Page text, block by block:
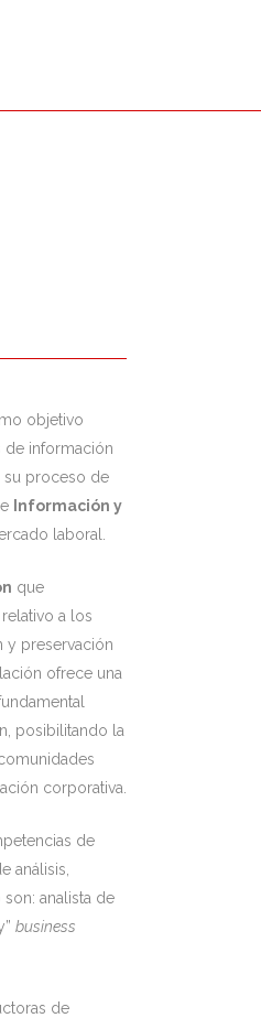
objetivo
de información
su proceso de
Información y
laboral.
que
a los
y preservación
ofrece una
posibilitando la
corporativa.
de
análisis,
analista de
business
de